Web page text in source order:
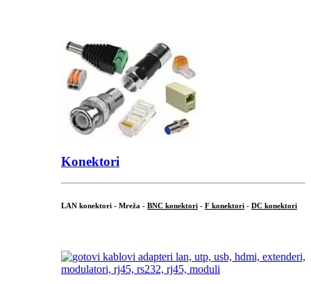
Konektori
LAN konektori - Mreža - BNC konektori - F konektori - DC konektori